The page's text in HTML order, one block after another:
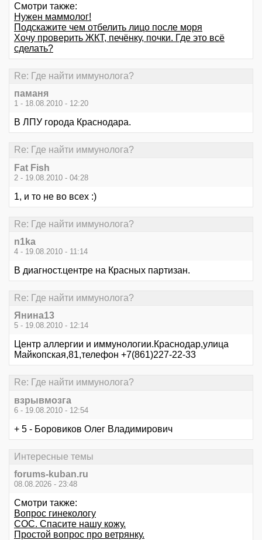
Смотри также:
Нужен маммолог!
Подскажите чем отбелить лицо после моря
Хочу проверить ЖКТ, печёнку, почки. Где это всё
сделать?
Re: Где найти иммунолога?
паманя
1 - 18.08.2010 - 12:20
В ЛПУ города Краснодара.
Re: Где найти иммунолога?
Fat Fish
2 - 19.08.2010 - 04:28
1, и то не во всех :)
Re: Где найти иммунолога?
n1ka
4 - 19.08.2010 - 11:14
В диагност.центре на Красных партизан.
Re: Где найти иммунолога?
Янина13
5 - 19.08.2010 - 12:14
Центр аллергии и иммунологии.Краснодар,улица
Майкопская,81,телефон +7(861)227-22-33
Re: Где найти иммунолога?
взрывмозга
6 - 19.08.2010 - 12:54
+ 5 - Боровиков Олег Владимирович
Интересные темы
forums-kuban.ru
08.08.2026 - 23:48
Смотри также:
Вопрос гинекологу
СОС. Спасите нашу кожу.
Простой вопрос про ветрянку.